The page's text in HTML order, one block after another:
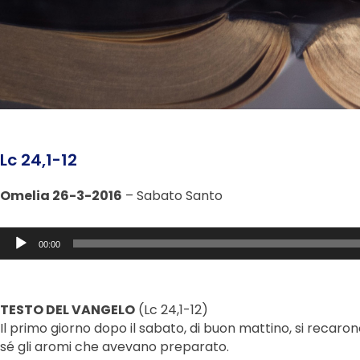
Lc 24,1-12
Omelia 26-3-2016 – Sabato Santo
Audio
Player
00:00
TESTO DEL VANGELO (Lc 24,1-12)
Il primo giorno dopo il sabato, di buon mattino, si
sé gli aromi che avevano preparato.